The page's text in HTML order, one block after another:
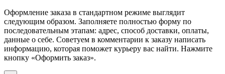
Оформление заказа в стандартном режиме выглядит
следующим образом. Заполняете полностью форму по
последовательным этапам: адрес, способ доставки, оплаты,
данные о себе. Советуем в комментарии к заказу написать
информацию, которая поможет курьеру вас найти. Нажмите
кнопку «Оформить заказ».